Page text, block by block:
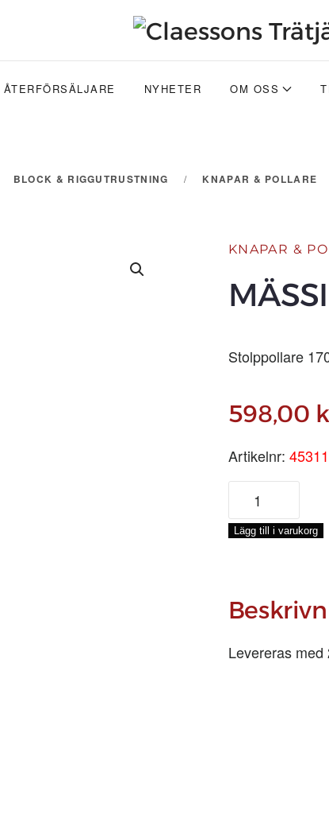
ÅTERFÖRSÄLJARE NYHETER OM OSS
BLOCK & RIGGUTRUSTNING KNAPAR & POLLARE
KNAPAR &
Stolppollare
598,00
Artikelnr:
MM
mängd
Lägg till i varukorg
Levereras